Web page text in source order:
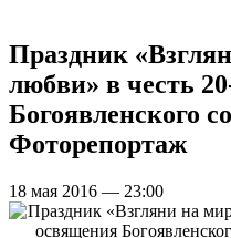
Праздник
любви» в честь
Богоявленского
Фоторепортаж
18 мая 2016 — 23:00